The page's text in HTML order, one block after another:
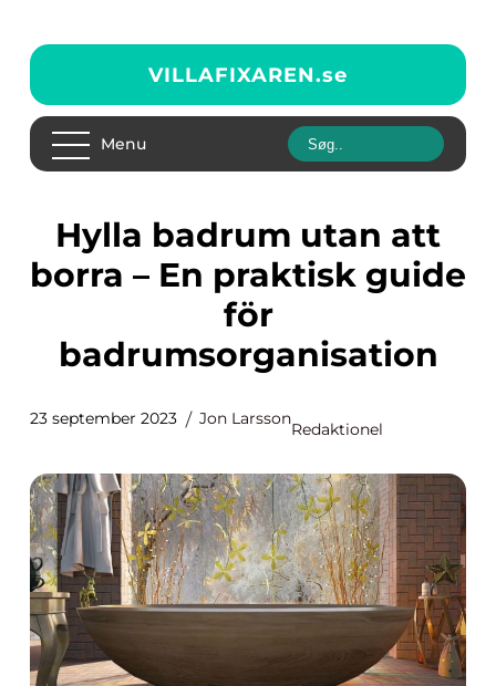
VILLAFIXAREN.se
Menu
Hylla badrum utan att
borra – En praktisk guide
för
badrumsorganisation
23 september 2023 Jon Larsson
Redaktionel